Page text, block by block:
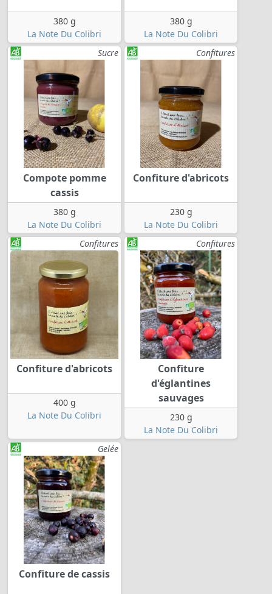
380 g
La Note Du Colibri
380 g
La Note Du Colibri
Sucre
Compote pomme
cassis
380 g
La Note Du Colibri
Confitures
Confiture d'abricots
230 g
La Note Du Colibri
Confitures
Confiture d'abricots
400 g
La Note Du Colibri
Confitures
Confiture
d'églantines
sauvages
230 g
La Note Du Colibri
Gelée
Confiture de cassis